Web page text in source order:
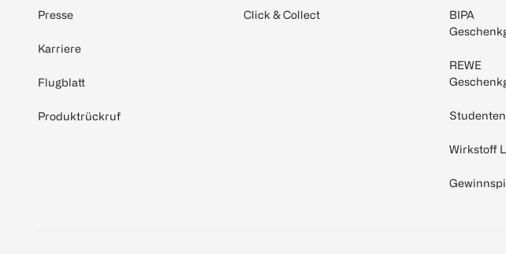
Presse
Karriere
Flugblatt
Produktrückruf
Click & Collect
BIPA
REWE
Wirkstoff